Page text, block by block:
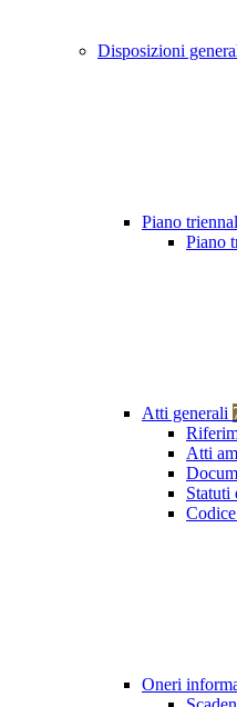
Disposizioni
Piano
Piano
Atti generali
Atti
Statuti
Oneri